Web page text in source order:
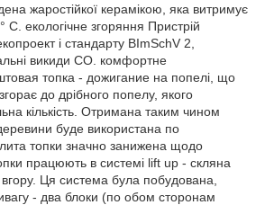
жаростійкої керамікою, яка витримує
екологічне згоряння Пристрій
і стандарту BImSchV 2,
викиди CO. комфортне
топка - дожигание на попелі, що
до дрібного попелу, якого
кількість. Отримана таким чином
буде використана по
топки значно занижена щодо
працюють в системі lift up - скляна
вгору. Ця система була побудована,
- два блоки (по обом сторонам